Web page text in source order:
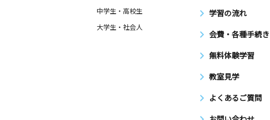
中学生・高校生
大学生・社会人
学習の流れ
会費・各種手続き
無料体験学習
教室見学
よくあるご質問